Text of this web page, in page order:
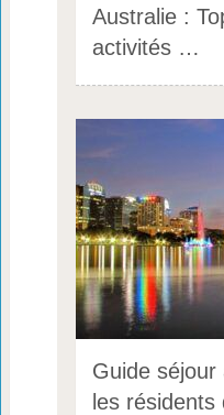
Australie :
activités …
Guide
les